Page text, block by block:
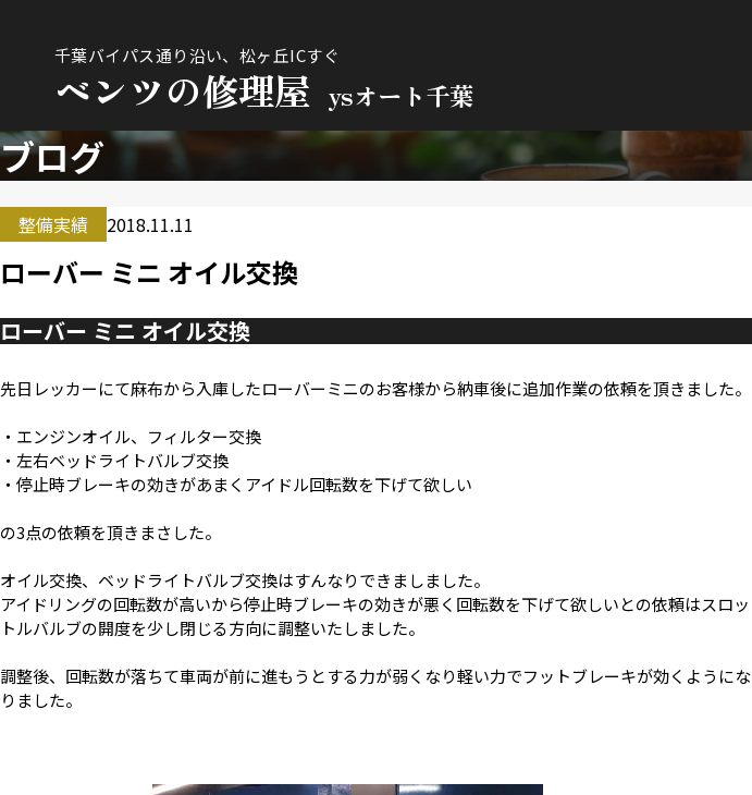
千葉バイパス通り沿い、松ヶ丘ICすぐ
ベンツの修理屋 ysオート千葉
ブログ
整備実績
2018.11.11
ローバー ミニ オイル交換
ローバー ミニ オイル交換
先日レッカーにて麻布から入庫したローバーミニのお客様から納車後に追加作業の依頼を頂きました。
・エンジンオイル、フィルター交換
・左右ベッドライトバルブ交換
・停止時ブレーキの効きがあまくアイドル回転数を下げて欲しい
の3点の依頼を頂きまさした。
オイル交換、ベッドライトバルブ交換はすんなりできましました。
アイドリングの回転数が高いから停止時ブレーキの効きが悪く回転数を下げて欲しいとの依頼はスロッ
トルバルブの開度を少し閉じる方向に調整いたしました。
調整後、回転数が落ちて車両が前に進もうとする力が弱くなり軽い力でフットブレーキが効くようにな
りました。